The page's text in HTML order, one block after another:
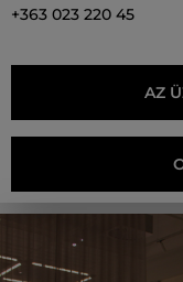
+363 023 220 45
AZ